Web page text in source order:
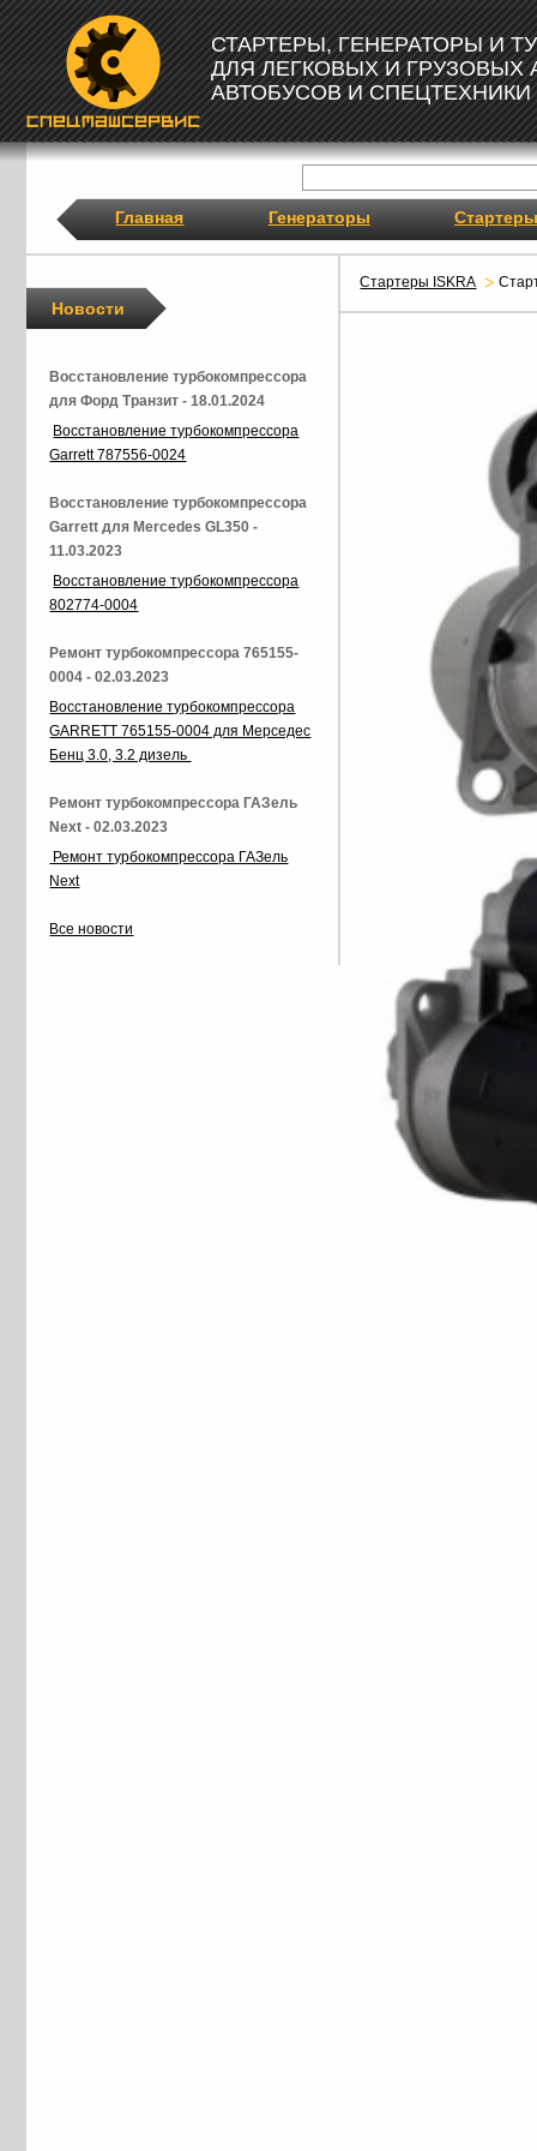
СТАРТЕРЫ, ГЕНЕРАТОРЫ И
ДЛЯ ЛЕГКОВЫХ И ГРУЗОВЫХ
АВТОБУСОВ И СПЕЦТЕХНИКИ
Главная Генераторы Стартеры
Стартеры ISKRA
Новости
Восстановление турбокомпрессора
для Форд Транзит - 18.01.2024
Восстановление турбокомпрессора
Garrett 787556-0024
Восстановление турбокомпрессора
Garrett для Mercedes GL350 -
11.03.2023
Восстановление турбокомпрессора
802774-0004
Ремонт турбокомпрессора 765155-
0004 - 02.03.2023
Восстановление турбокомпрессора
GARRETT 765155-0004 для Мерседес
Бенц 3.0, 3.2 дизель
Ремонт турбокомпрессора ГАЗель
Next - 02.03.2023
Ремонт турбокомпрессора ГАЗель
Next
Все новости